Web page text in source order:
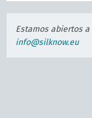
Estamos abiertos
info@silknow.eu